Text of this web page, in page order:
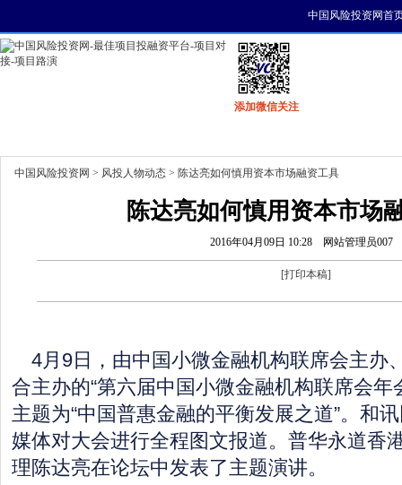
中国风险投资网首
添加微信关注
中国风险投资网 > 风投人物动态 > 陈达亮如何慎用资本市场融资工具
陈达亮如何慎用资本市场
2016年04月09日 10:28 网站管理员007
[打印本稿]
4月9日，由中国小微金融机构联席会主办
合主办的“第六届中国小微金融机构联席会年
主题为“中国普惠金融的平衡发展之道”。和
媒体对大会进行全程图文报道。普华永道香
理陈达亮在论坛中发表了主题演讲。